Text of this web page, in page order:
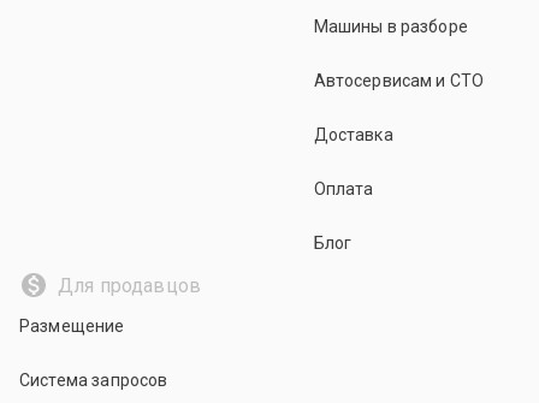
Машины в разборе
Автосервисам и СТО
Доставка
Оплата
Блог
Для продавцов
Размещение
Система запросов